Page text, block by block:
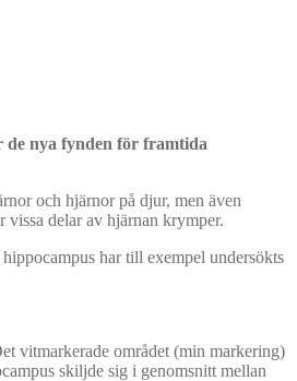
de nya fynden för framtida
och hjärnor på djur, men även
delar av hjärnan krymper.
har till exempel undersökts
vitmarkerade området (min markering)
skiljde sig i genomsnitt mellan